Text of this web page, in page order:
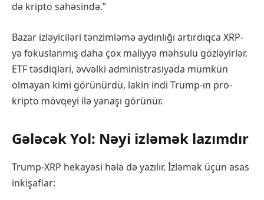
də kripto sahəsində.”
Bazar izləyiciləri tənzimləmə aydınlığı artırdıqca XRP-
yə fokuslanmış daha çox maliyyə məhsulu gözləyirlər.
ETF təsdiqləri, əvvəlki administrasiyada mümkün
olmayan kimi görünürdü, lakin indi Trump-ın pro-
kripto mövqeyi ilə yanaşı görünür.
Gələcək Yol: Nəyi izləmək lazımdır
Trump-XRP hekayəsi hələ də yazılır. İzləmək üçün əsas
inkişaflar: